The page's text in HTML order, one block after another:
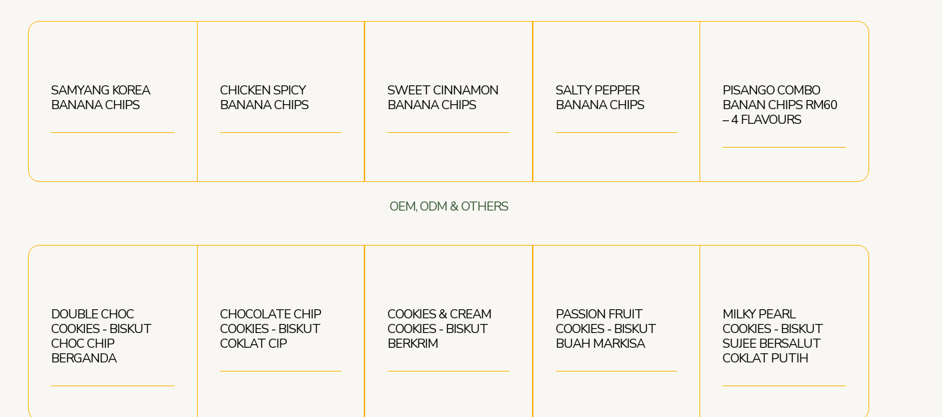
SAMYANG KOREA
BANANA CHIPS
CHICKEN SPICY
BANANA CHIPS
SWEET CINNAMON
BANANA CHIPS
SALTY PEPPER
BANANA CHIPS
PISANGO COMBO
BANAN CHIPS RM60
– 4 FLAVOURS
OEM, ODM & OTHERS
DOUBLE CHOC
COOKIES - BISKUT
CHOC CHIP
BERGANDA
CHOCOLATE CHIP
COOKIES - BISKUT
COKLAT CIP
COOKIES & CREAM
COOKIES - BISKUT
BERKRIM
PASSION FRUIT
COOKIES - BISKUT
BUAH MARKISA
MILKY PEARL
COOKIES - BISKUT
SUJEE BERSALUT
COKLAT PUTIH